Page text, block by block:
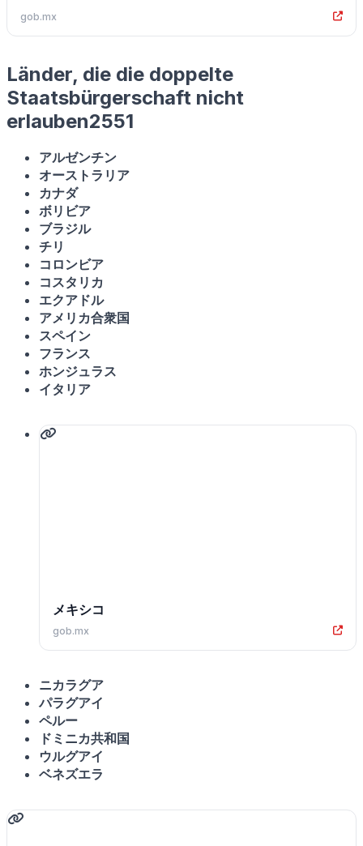
gob.mx
Länder, die die doppelte
Staatsbürgerschaft nicht
erlauben2551
アルゼンチン
オーストラリア
カナダ
ボリビア
ブラジル
チリ
コロンビア
コスタリカ
エクアドル
アメリカ合衆国
スペイン
フランス
ホンジュラス
イタリア
メキシコ
gob.mx
ニカラグア
パラグアイ
ペルー
ドミニカ共和国
ウルグアイ
ベネズエラ